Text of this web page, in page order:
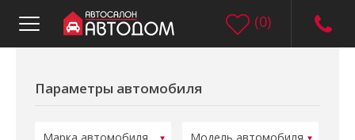
(0)
Параметры автомобиля